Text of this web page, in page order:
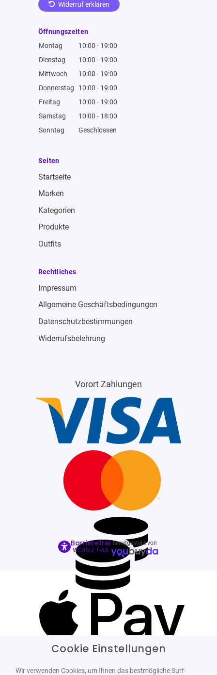
Widerruf erklären
Öffnungszeiten
Montag
10:00 - 19:00
Dienstag
10:00 - 19:00
Mittwoch
10:00 - 19:00
Donnerstag
10:00 - 19:00
Freitag
10:00 - 19:00
Samstag
10:00 - 18:00
Sonntag
Geschlossen
Seiten
Startseite
Marken
Kategorien
Produkte
Outfits
Rechtliches
Impressum
Allgemeine Geschäftsbedingungen
Datenschutzbestimmungen
Widerrufsbelehrung
Vorort Zahlungen
Barrierefrei
WCAG-2.1-AA
Bereitgestellt von
Cookie Einstellungen
Wir verwenden Cookies, um Ihnen das bestmögliche Surf-